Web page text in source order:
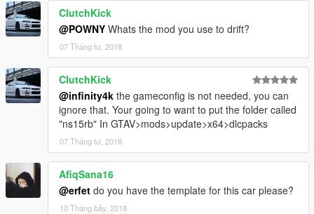
ClutchKick
@POWNY Whats the mod you use to drift?
07 Tháng tư, 2018
ClutchKick
@infinity4k the gameconfig is not needed, you can
ignore that. Your going to want to put the folder called
"ns15rb" In GTAV>mods>update>x64>dlcpacks
07 Tháng tư, 2018
AfiqSana16
@erfet do you have the template for this car please?
10 Tháng bảy, 2018